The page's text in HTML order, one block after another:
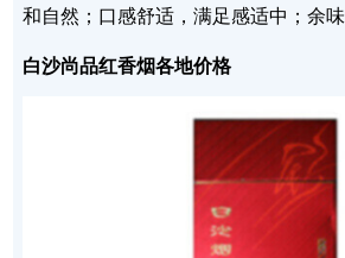
和自然；口感舒适，满足感适中；余
白沙尚品红香烟各地价格